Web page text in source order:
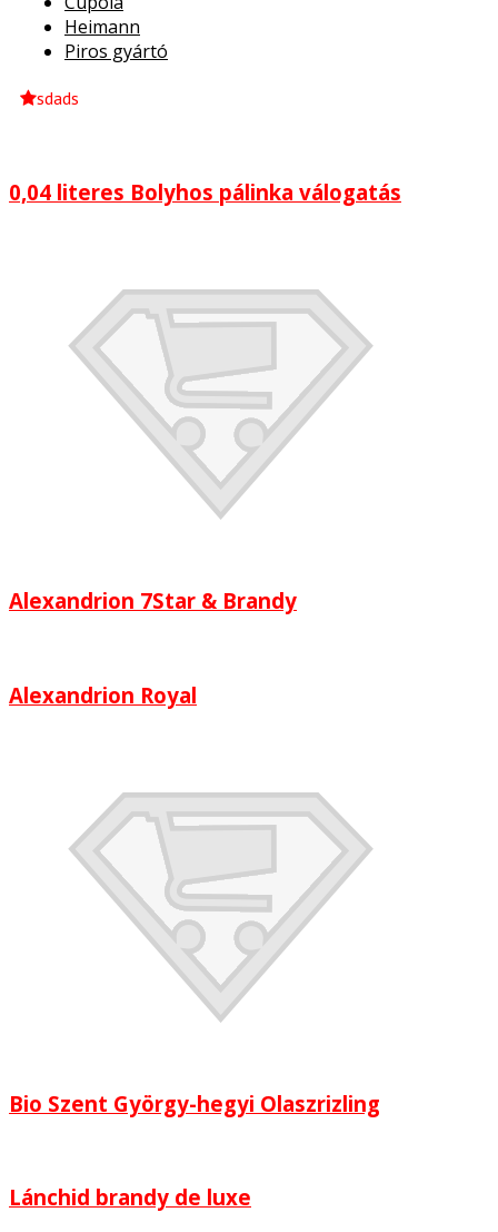
Heimann
Piros gyártó
sdads
0,04 literes Bolyhos pálinka válogatás
Alexandrion 7Star & Brandy
Alexandrion Royal
Bio Szent György-hegyi Olaszrizling
Lánchid brandy de luxe